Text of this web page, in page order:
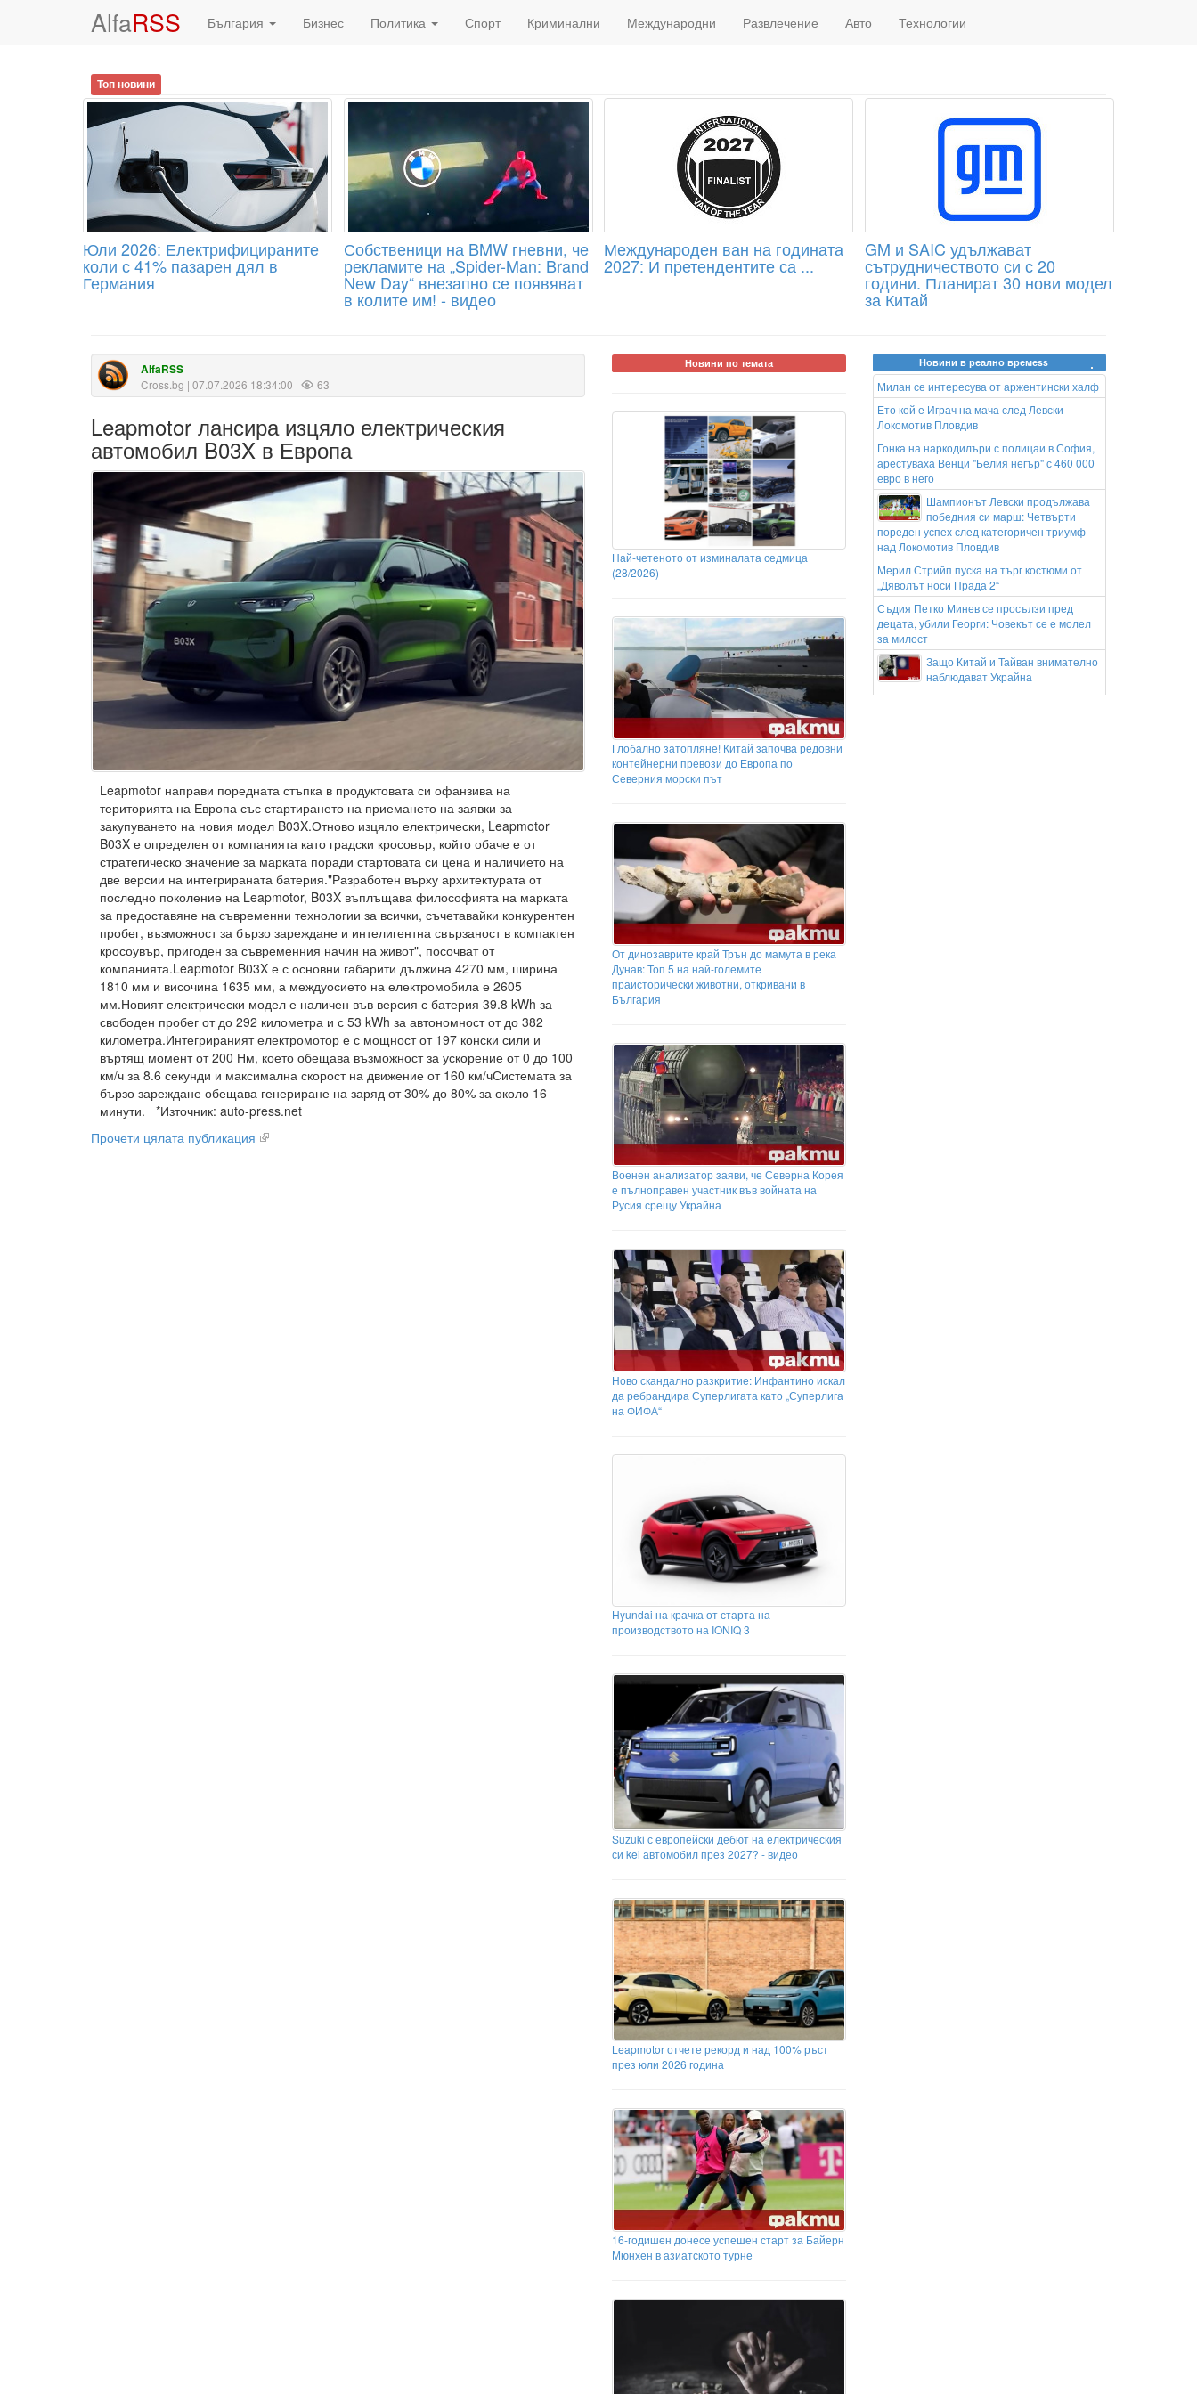
AlfaRSS България Бизнес Политика Спорт Криминални Международни Развлечение Авто Технологии
Топ новини
Юли 2026: Електрифицираните
коли с 41% пазарен дял в
Германия
Собственици на BMW гневни, че
рекламите на „Spider-Man: Brand
New Day“ внезапно се появяват
в колите им! - видео
Международен ван на годината
2027: И претендентите са ...
GM и SAIC удължават
сътрудничеството си с 20
години. Планират 30 нови модел
за Китай
AlfaRSS
Cross.bg | 07.07.2026 18:34:00 | 63
Leapmotor лансира изцяло електрическия
автомобил B03X в Европа
Leapmotor направи поредната стъпка в продуктовата си офанзива на
територията на Европа със стартирането на приемането на заявки за
закупуването на новия модел B03X.Отново изцяло електрически, Leapmotor
B03X е определен от компанията като градски кросовър, който обаче е от
стратегическо значение за марката поради стартовата си цена и наличието на
две версии на интегрираната батерия."Разработен върху архитектурата от
последно поколение на Leapmotor, B03X въплъщава философията на марката
за предоставяне на съвременни технологии за всички, съчетавайки конкурентен
пробег, възможност за бързо зареждане и интелигентна свързаност в компактен
кросоувър, пригоден за съвременния начин на живот", посочват от
компанията.Leapmotor B03X е с основни габарити дължина 4270 мм, ширина
1810 мм и височина 1635 мм, а междуосието на електромобила е 2605
мм.Новият електрически модел е наличен във версия с батерия 39.8 kWh за
свободен пробег от до 292 километра и с 53 kWh за автономност от до 382
километра.Интегрираният електромотор е с мощност от 197 конски сили и
въртящ момент от 200 Нм, което обещава възможност за ускорение от 0 до 100
км/ч за 8.6 секунди и максимална скорост на движение от 160 км/чСистемата за
бързо зареждане обещава генериране на заряд от 30% до 80% за около 16
минути. *Източник: auto-press.net
Прочети цялата публикация
Новини по темата
Най-четеното от изминалата седмица
(28/2026)
Глобално затопляне! Китай започва редовни
контейнерни превози до Европа по
Северния морски път
От динозаврите край Трън до мамута в река
Дунав: Топ 5 на най-големите
праисторически животни, откривани в
България
Военен анализатор заяви, че Северна Корея
е пълноправен участник във войната на
Русия срещу Украйна
Ново скандално разкритие: Инфантино искал
да ребрандира Суперлигата като „Суперлига
на ФИФА“
Hyundai на крачка от старта на
производството на IONIQ 3
Suzuki с европейски дебют на електрическия
си kei автомобил през 2027? - видео
Leapmotor отчете рекорд и над 100% ръст
през юли 2026 година
16-годишен донесе успешен старт за Байерн
Мюнхен в азиатското турне
Новини в реално времеss
Милан се интересува от аржентински халф
Ето кой е Играч на мача след Левски -
Локомотив Пловдив
Гонка на наркодилъри с полицаи в София,
арестуваха Венци "Белия негър" с 460 000
евро в него
Шампионът Левски продължава
победния си марш: Четвърти
пореден успех след категоричен триумф
над Локомотив Пловдив
Мерил Стрийп пуска на търг костюми от
„Дяволът носи Прада 2“
Съдия Петко Минев се просълзи пред
децата, убили Георги: Човекът се е молел
за милост
Защо Китай и Тайван внимателно
наблюдават Украйна